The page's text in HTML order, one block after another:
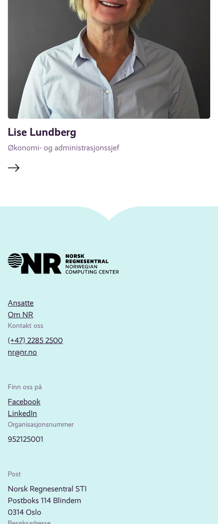
Lise Lundberg
Økonomi- og administrasjonssjef
Ansatte
Om NR
Kontakt oss
(+47) 2285 2500
nr@nr.no
Finn oss på
Facebook
LinkedIn
Organisasjonsnummer
952125001
Post
Norsk Regnesentral STI
Postboks 114 Blindern
0314 Oslo